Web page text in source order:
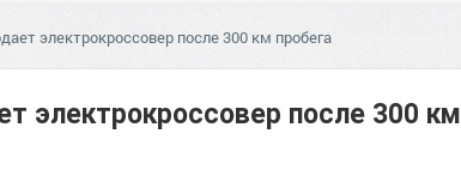
электрокроссовер после 300 км пробега
электрокроссовер после 300 км